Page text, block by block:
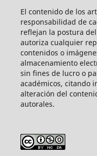
El contenido de los
responsabilidad de
reflejan la postura
autoriza cualquier
contenidos o
almacenamiento
sin fines de lucro o
académicos, citando
alteración del
autorales.